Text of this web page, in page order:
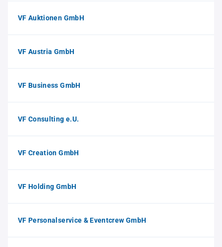
VF Auktionen GmbH
VF Austria GmbH
VF Business GmbH
VF Consulting e.U.
VF Creation GmbH
VF Holding GmbH
VF Personalservice & Eventcrew GmbH